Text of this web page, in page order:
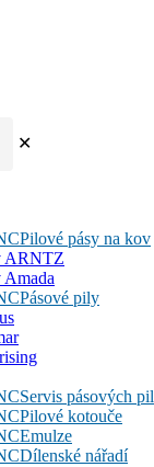
✕
Pilové pásy na kov
ARNTZ
Amada
Pásové pily
Servis pásových pil
Pilové kotouče
Emulze
Dílenské nářadí